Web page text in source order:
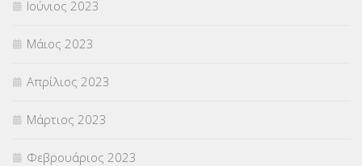
Ιούνιος 2023
Μάιος 2023
Απρίλιος 2023
Μάρτιος 2023
Φεβρουάριος 2023